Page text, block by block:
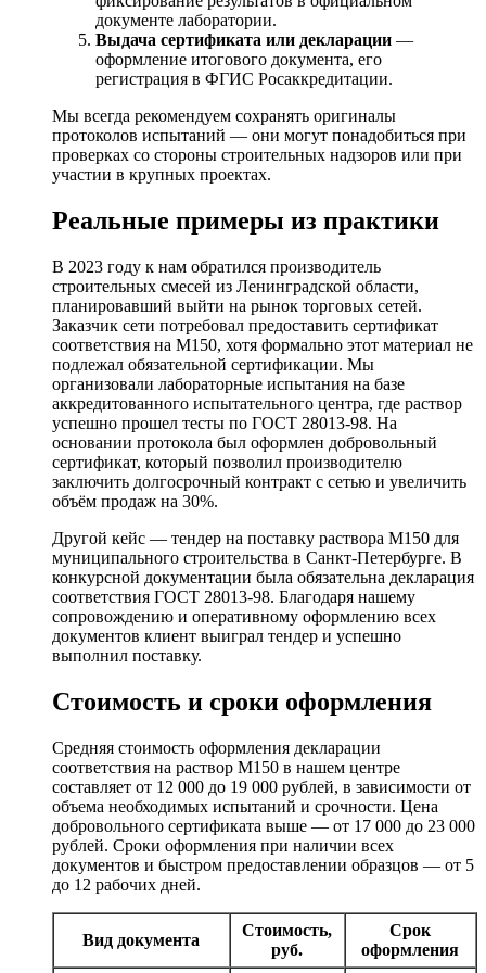
документе лаборатории.
Выдача сертификата или декларации —
оформление итогового документа, его
регистрация в ФГИС Росаккредитации.
Мы всегда рекомендуем сохранять оригиналы
протоколов испытаний — они могут понадобиться при
проверках со стороны строительных надзоров или при
участии в крупных проектах.
Реальные примеры из практики
В 2023 году к нам обратился производитель
строительных смесей из Ленинградской области,
планировавший выйти на рынок торговых сетей.
Заказчик сети потребовал предоставить сертификат
соответствия на М150, хотя формально этот материал не
подлежал обязательной сертификации. Мы
организовали лабораторные испытания на базе
аккредитованного испытательного центра, где раствор
успешно прошел тесты по ГОСТ 28013-98. На
основании протокола был оформлен добровольный
сертификат, который позволил производителю
заключить долгосрочный контракт с сетью и увеличить
объём продаж на 30%.
Другой кейс — тендер на поставку раствора М150 для
муниципального строительства в Санкт-Петербурге. В
конкурсной документации была обязательна декларация
соответствия ГОСТ 28013-98. Благодаря нашему
сопровождению и оперативному оформлению всех
документов клиент выиграл тендер и успешно
выполнил поставку.
Стоимость и сроки оформления
Средняя стоимость оформления декларации
соответствия на раствор М150 в нашем центре
составляет от 12 000 до 19 000 рублей, в зависимости от
объема необходимых испытаний и срочности. Цена
добровольного сертификата выше — от 17 000 до 23 000
рублей. Сроки оформления при наличии всех
документов и быстром предоставлении образцов — от 5
до 12 рабочих дней.
Вид документа
Стоимость,
руб.
Срок
оформления